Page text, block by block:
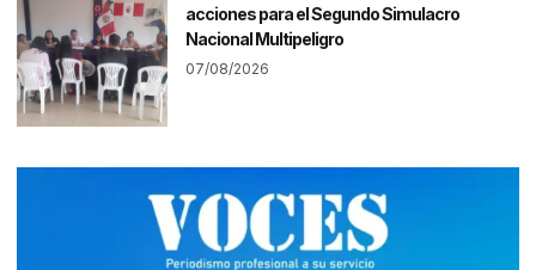
acciones para el Segundo Simulacro
Nacional Multipeligro
07/08/2026